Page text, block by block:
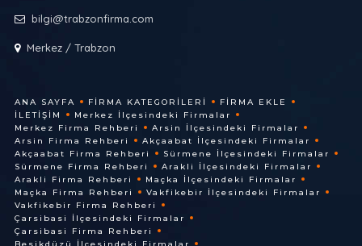
bilgi@trabzonfirma.com
Merkez / Trabzon
ANA SAYFA FIRMA KATEGORILERI
FIRMA EKLE
İLETIŞIM
Merkez İlçesindeki Firmalar
Merkez Firma Rehberi
Arsin İlçesindeki Firmalar
Arsin Firma Rehberi
Akçaabat İlçesindeki Firmalar
Akçaabat Firma Rehberi
Sürmene İlçesindeki Firmalar
Sürmene Firma Rehberi
Arakli İlçesindeki Firmalar
Arakli Firma Rehberi
Maçka İlçesindeki Firmalar
Maçka Firma Rehberi
Vakfikebir İlçesindeki Firmalar
Vakfikebir Firma Rehberi
Çarsibasi İlçesindeki Firmalar
Çarsibasi Firma Rehberi
Besikdüzü İlçesindeki Firmalar